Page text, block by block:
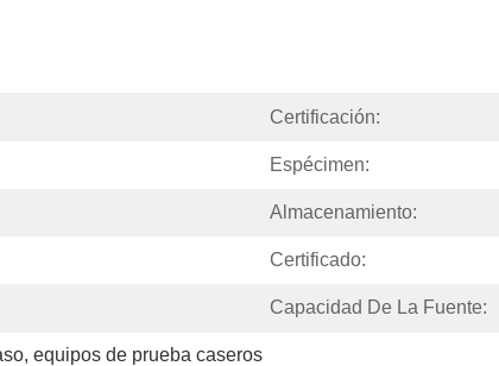
Certificación:
Espécimen:
Almacenamiento:
Certificado:
Capacidad De La Fuente:
, equipos de prueba caseros